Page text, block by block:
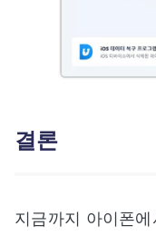
결론
지금까지 아이폰